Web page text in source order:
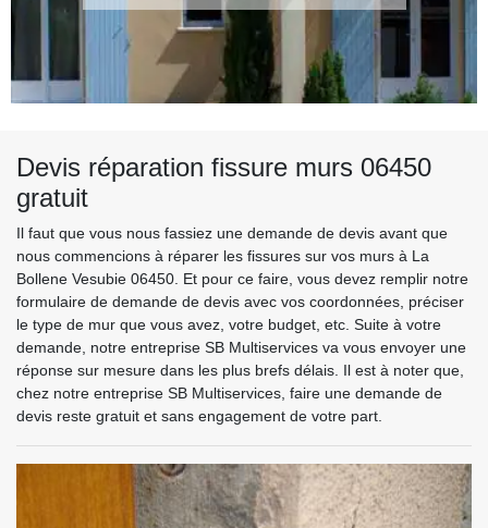
Devis réparation fissure murs 06450
gratuit
Il faut que vous nous fassiez une demande de devis avant que
nous commencions à réparer les fissures sur vos murs à La
Bollene Vesubie 06450. Et pour ce faire, vous devez remplir notre
formulaire de demande de devis avec vos coordonnées, préciser
le type de mur que vous avez, votre budget, etc. Suite à votre
demande, notre entreprise SB Multiservices va vous envoyer une
réponse sur mesure dans les plus brefs délais. Il est à noter que,
chez notre entreprise SB Multiservices, faire une demande de
devis reste gratuit et sans engagement de votre part.